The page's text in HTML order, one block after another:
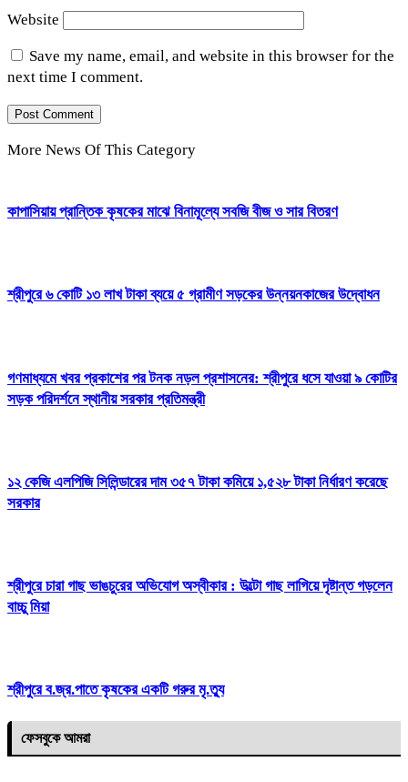
Website
Save my name, email, and website in this browser for the
next time I comment.
More News Of This Category
কাপাসিয়ায় প্রান্তিক কৃষকের মাঝে বিনামূল্যে সবজি বীজ ও সার বিতরণ
শ্রীপুরে ৬ কোটি ১৩ লাখ টাকা ব্যয়ে ৫ গ্রামীণ সড়কের উন্নয়নকাজের উদ্বোধন
গণমাধ্যমে খবর প্রকাশের পর টনক নড়ল প্রশাসনের: শ্রীপুরে ধসে যাওয়া ৯ কোটির
সড়ক পরিদর্শনে স্থানীয় সরকার প্রতিমন্ত্রী
১২ কেজি এলপিজি সিলিন্ডারের দাম ৩৫৭ টাকা কমিয়ে ১,৫২৮ টাকা নির্ধারণ করেছে
সরকার
​শ্রীপুরে চারা গাছ ভাঙচুরের অভিযোগ অস্বীকার : উল্টো গাছ লাগিয়ে দৃষ্টান্ত গড়লেন
বাচ্চু মিয়া
শ্রীপুরে ব.জ্র.পাতে কৃষকের একটি গরুর মৃ.ত্যু
ফেসবুকে আমরা